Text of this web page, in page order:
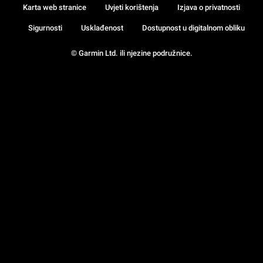
© Garmin Ltd. ili njezine podružnice.
Karta web stranice Uvjeti korištenja Izjava o privatnosti
Sigurnosti Usklađenost Dostupnost u digitalnom obliku